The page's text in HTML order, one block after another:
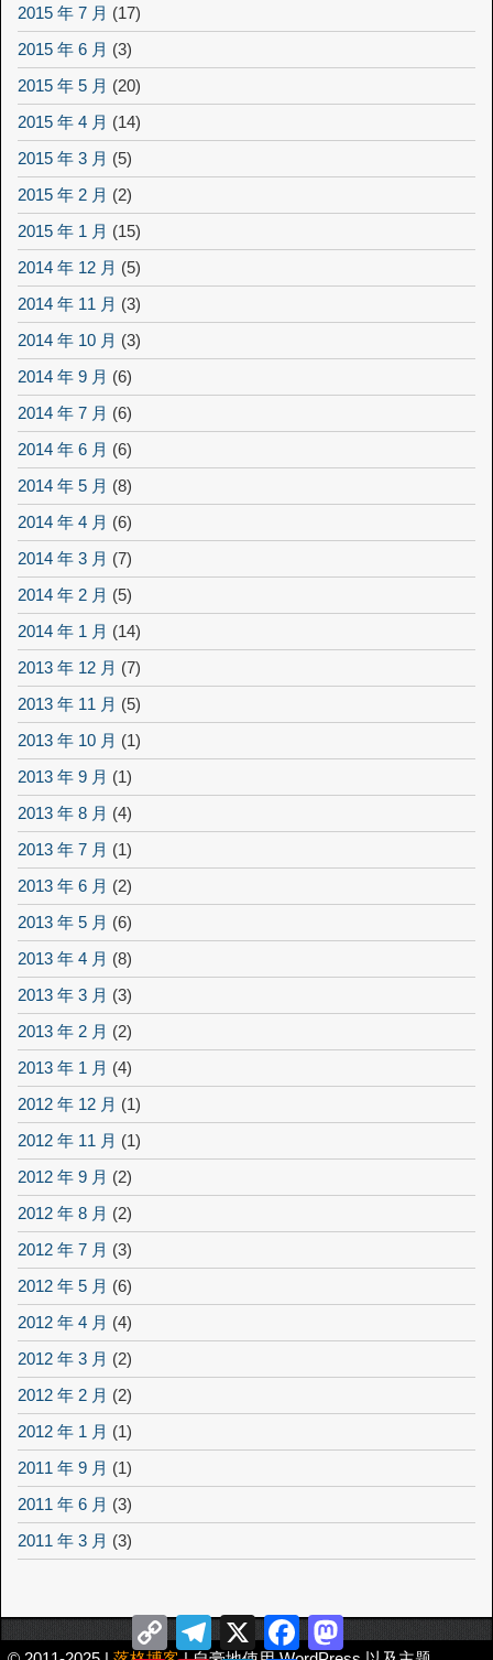
2015 年 7 月 (17)
2015 年 6 月 (3)
2015 年 5 月 (20)
2015 年 4 月 (14)
2015 年 3 月 (5)
2015 年 2 月 (2)
2015 年 1 月 (15)
2014 年 12 月 (5)
2014 年 11 月 (3)
2014 年 10 月 (3)
2014 年 9 月 (6)
2014 年 7 月 (6)
2014 年 6 月 (6)
2014 年 5 月 (8)
2014 年 4 月 (6)
2014 年 3 月 (7)
2014 年 2 月 (5)
2014 年 1 月 (14)
2013 年 12 月 (7)
2013 年 11 月 (5)
2013 年 10 月 (1)
2013 年 9 月 (1)
2013 年 8 月 (4)
2013 年 7 月 (1)
2013 年 6 月 (2)
2013 年 5 月 (6)
2013 年 4 月 (8)
2013 年 3 月 (3)
2013 年 2 月 (2)
2013 年 1 月 (4)
2012 年 12 月 (1)
2012 年 11 月 (1)
2012 年 9 月 (2)
2012 年 8 月 (2)
2012 年 7 月 (3)
2012 年 5 月 (6)
2012 年 4 月 (4)
2012 年 3 月 (2)
2012 年 2 月 (2)
2012 年 1 月 (1)
2011 年 9 月 (1)
2011 年 6 月 (3)
2011 年 3 月 (3)
Copy
Link
Telegram
X FacebookMastodon